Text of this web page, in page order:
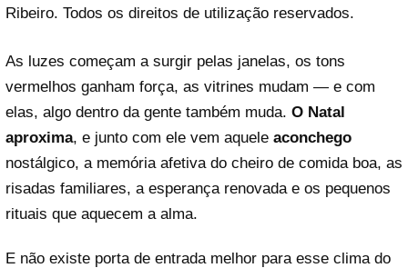
Ribeiro. Todos os direitos de utilização reservados.
As luzes começam a surgir pelas janelas, os tons
vermelhos ganham força, as vitrines mudam — e com
elas, algo dentro da gente também muda. O Natal
aproxima, e junto com ele vem aquele aconchego
nostálgico, a memória afetiva do cheiro de comida boa, as
risadas familiares, a esperança renovada e os pequenos
rituais que aquecem a alma.
E não existe porta de entrada melhor para esse clima do